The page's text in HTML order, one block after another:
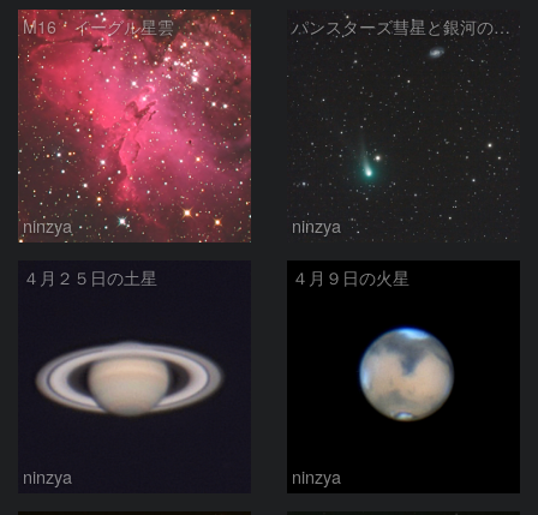
M16 イーグル星雲
ninzya
パンスターズ彗星と銀河の共演
ninzya
４月２５日の土星
ninzya
４月９日の火星
ninzya